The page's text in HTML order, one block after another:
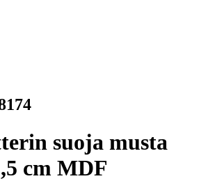
suoja musta
cm MDF